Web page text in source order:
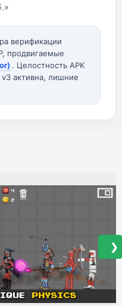
верификации
продвигаемые
. Целостность APK
активна, лишние
❯